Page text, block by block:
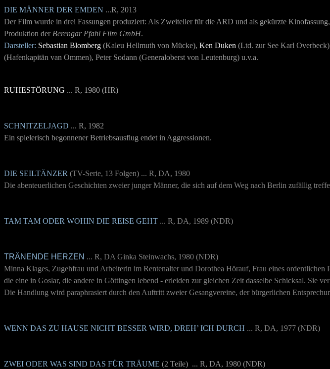
DIE MÄNNER DER EMDEN ...R, 2013
Der Film wurde in drei Fassungen produziert: Als Zweiteiler für die ARD und als gekürzte
Produktion der Berengar Pfahl Film GmbH.
Darsteller: Sebastian Blomberg (Kaleu Hellmuth von Mücke), Ken Duken (Ltd. zur See Karl
(Hafenkapitän van Ommen), Peter Sodann (Generaloberst von Leutenburg) u.v.a.
RUHESTÖRUNG ... R, 1980 (HR)
SCHNITZELJAGD ... R, 1982
Ein spielerisch begonnener Betriebsausflug endet in Aggressionen.
DIE SEILTÄNZER (TV-Serie, 13 Folgen) ... R, DA, 1980
Die abenteuerlichen Geschichten zweier junger Männer, die sich auf dem Weg nach Berlin zufällig
TAM TAM ODER WOHIN DIE REISE GEHT ... R, DA, 1989 (NDR)
TRÄNENDE HERZEN ... R, DA Ginka Steinwachs, 1980 (NDR)
Minna Klages, Zugehfrau und Arbeiterin im Rentenalter und Dorothea Hörauf, Frau eines
die eine in Goslar, die andere in Göttingen lebend - erleiden zur gleichen Zeit dasselbe Schicksal. Sie
Die Handlung wird paraphrasiert durch den Auftritt zweier Gesangvereine, der bürgerlichen
WENN DAS ZU HAUSE NICHT BESSER WIRD, DREH’ ICH DURCH ... R, DA, 1977 (NDR)
ZWEI ODER WAS SIND DAS FÜR TRÄUME (2 Teile) ... R, DA, 1980 (NDR)